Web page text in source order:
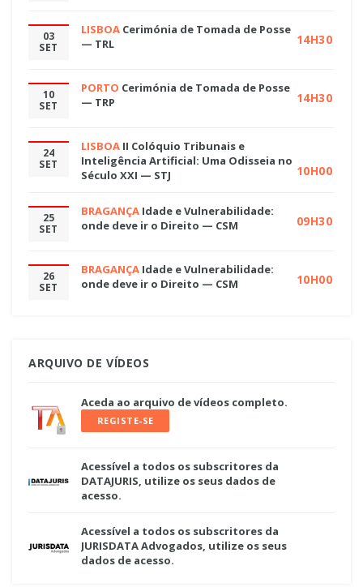
03
SET
LISBOA Cerimónia de Tomada de Posse
— TRL
14H30
10
SET
PORTO Cerimónia de Tomada de Posse
— TRP
14H30
24
SET
LISBOA II Colóquio Tribunais e
Inteligência Artificial: Uma Odisseia no
Século XXI — STJ
10H00
25
SET
BRAGANÇA Idade e Vulnerabilidade:
onde deve ir o Direito — CSM
09H30
26
SET
BRAGANÇA Idade e Vulnerabilidade:
onde deve ir o Direito — CSM
10H00
ARQUIVO DE VÍDEOS
Aceda ao arquivo de vídeos completo.
REGISTE-SE
Acessível a todos os subscritores da
DATAJURIS, utilize os seus dados de
acesso.
Acessível a todos os subscritores da
JURISDATA Advogados, utilize os seus
dados de acesso.